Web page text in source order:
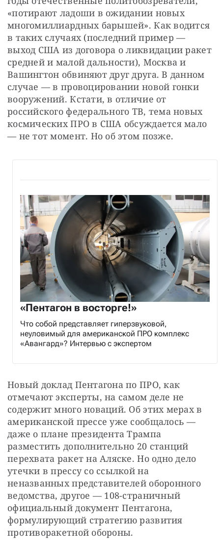
«потирают ладоши в ожидании новых
многомиллиардных барышей». Как водится
в таких случаях (последний пример —
выход США из договора о ликвидации ракет
средней и малой дальности), Москва и
Вашингтон обвиняют друг друга. В данном
случае — в провоцировании новой гонки
вооружений. Кстати, в отличие от
российского федерального ТВ, тема новых
космических ПРО в США обсуждается мало
— не тот момент. Но об этом позже.
«Пентагон в восторге!»
Что собой представляет гиперзвуковой,
неуловимый для американской ПРО комплекс
«Авангард»? Интервью с экспертом
Новый доклад Пентагона по ПРО, как
отмечают эксперты, на самом деле не
содержит много новаций. Об этих мерах в
американской прессе уже сообщалось —
даже о плане президента Трампа
разместить дополнительно 20 станций
перехвата ракет на Аляске. Но одно дело
утечки в прессу со ссылкой на
неназванных представителей оборонного
ведомства, другое — 108-страничный
официальный документ Пентагона,
формулирующий стратегию развития
противоракетной обороны.